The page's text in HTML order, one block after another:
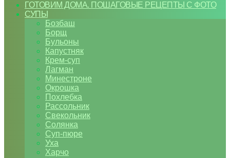
ГОТОВИМ ДОМА. ПОШАГОВЫЕ РЕЦЕПТЫ С ФОТО
СУПЫ
Бозбаш
Борщ
Бульоны
Капустняк
Крем-суп
Лагман
Минестроне
Окрошка
Похлебка
Рассольник
Свекольник
Солянка
Суп-пюре
Уха
Харчо